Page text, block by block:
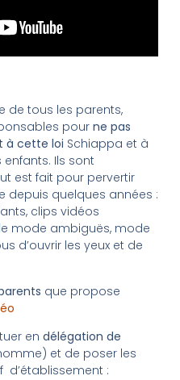
de tous les parents,
pour ne pas
à cette loi Schiappa et à
Ils sont
est fait pour pervertir
depuis quelques années :
clips vidéos
mode ambiguës, mode
d’ouvrir les yeux et de
que propose
en délégation de
et de poser les
d’établissement :